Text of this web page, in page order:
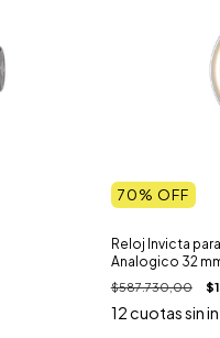
70% OFF
Reloj Invicta
Analogico 32
$587.730,00
12cuotas sin